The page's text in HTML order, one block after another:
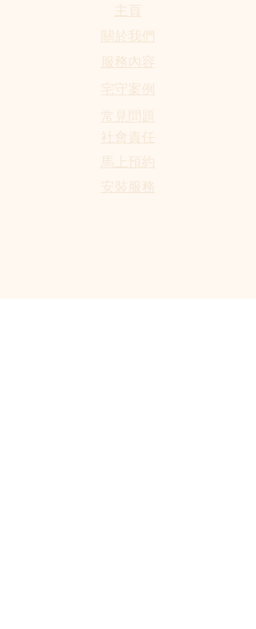
​主頁
關於我們
服務內容
宅守案例
​常見問題
社會責任
馬上預約
​安裝服務